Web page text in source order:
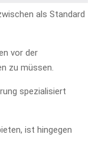
als Standard
vor der
zu müssen.
spezialisiert
ist hingegen